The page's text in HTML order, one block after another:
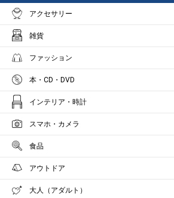
アクセサリー
雑貨
ファッション
本・CD・DVD
インテリア・時計
スマホ・カメラ
食品
アウトドア
大人（アダルト）